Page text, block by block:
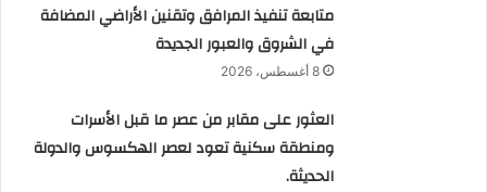
متابعة تنفيذ المرافق وتقنين الأراضي المضافة
في الشروق والعبور الجديدة
8 أغسطس، 2026
العثور على مقابر من عصر ما قبل الأسرات
ومنطقة سكنية تعود لعصر الهكسوس والدولة
الحديثة.